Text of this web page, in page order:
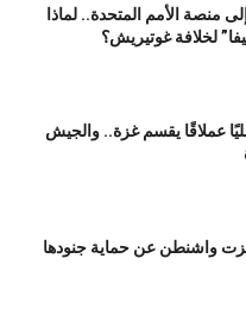
منصة الأمم المتحدة.. لماذا
لخلافة غوتيريش؟
عملاقًا يقسم غزة.. والجيش
واشنطن عن حماية جنودها